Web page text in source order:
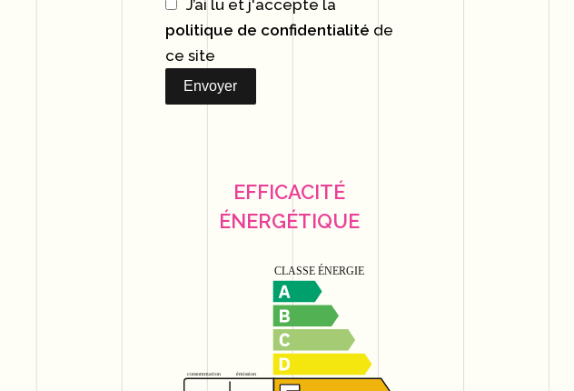
J’ai lu et j'accepte la
politique de confidentialité de
ce site
Envoyer
EFFICACITÉ
ÉNERGÉTIQUE